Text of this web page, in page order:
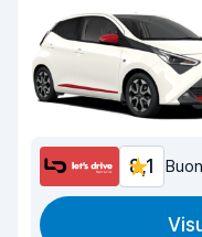
8,1